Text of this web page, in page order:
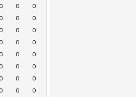
0 0
0
0 0
0
0 0
0
0 0
0
0 0
0
0 0
0
0 0
0
0 0 0